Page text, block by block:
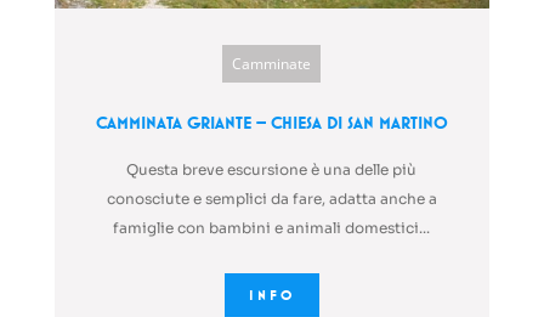
Camminate
Camminata Griante – Chiesa di San Martino
Questa breve escursione è una delle più
conosciute e semplici da fare, adatta anche a
famiglie con bambini e animali domestici...
INFO